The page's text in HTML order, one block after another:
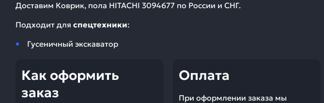
Доставим Коврик, пола HITACHI 3094677 по России и СНГ.
Подходит для спецтехники:
Гусеничный экскаватор
Как оформить
заказ
Оплата
При оформлении заказа мы